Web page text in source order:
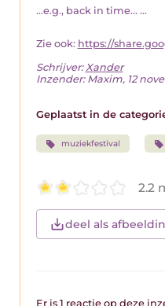
...e.g., back in time... ...
Zie ook: https://
Schrijver:Xander
Inzender: Maxim, 12
Geplaatst in de
muziekfestival
2.2
deel als
Er is 1 reactie op deze